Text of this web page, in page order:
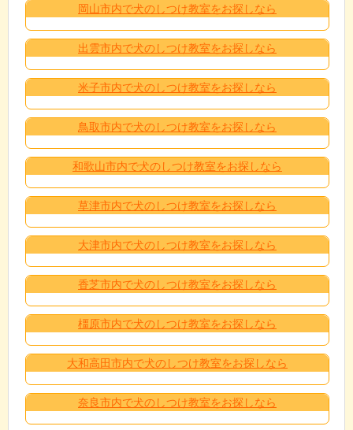
岡山市内で犬のしつけ教室をお探しなら
出雲市内で犬のしつけ教室をお探しなら
米子市内で犬のしつけ教室をお探しなら
鳥取市内で犬のしつけ教室をお探しなら
和歌山市内で犬のしつけ教室をお探しなら
草津市内で犬のしつけ教室をお探しなら
大津市内で犬のしつけ教室をお探しなら
香芝市内で犬のしつけ教室をお探しなら
橿原市内で犬のしつけ教室をお探しなら
大和高田市内で犬のしつけ教室をお探しなら
奈良市内で犬のしつけ教室をお探しなら